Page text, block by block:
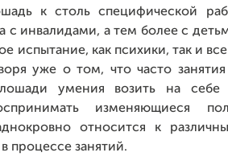
к столь специфической
с инвалидами, а тем более с
испытание, как психики, так и
уже о том, что часто
умения возить на себе
изменяющиеся
относится к
процессе занятий.